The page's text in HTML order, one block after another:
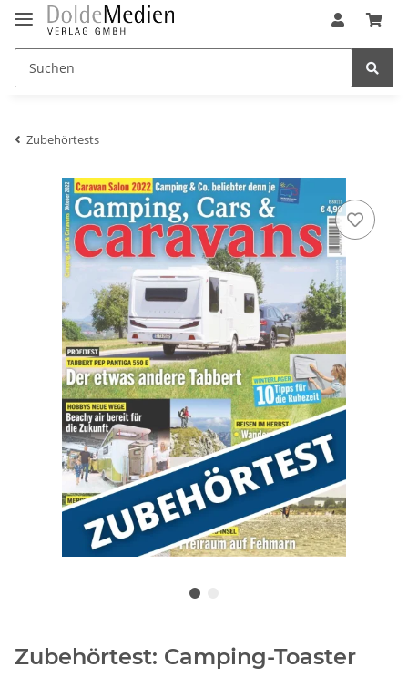
Zubehörtests
Zubehörtest: Camping-Toaster